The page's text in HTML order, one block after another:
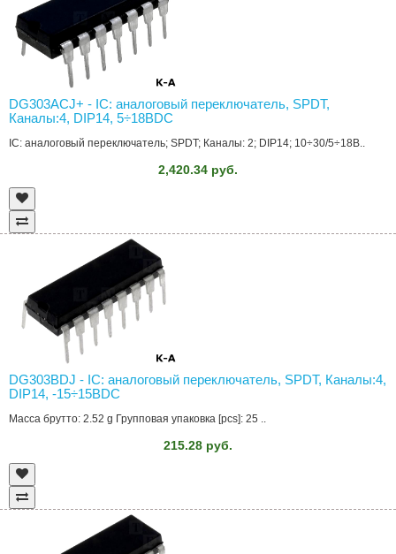
DG303ACJ+ - IC: аналоговый переключатель, SPDT,
Каналы:4, DIP14, 5÷18ВDC
IC: аналоговый переключатель; SPDT; Каналы: 2; DIP14; 10÷30/5÷18В..
2,420.34 руб.
DG303BDJ - IC: аналоговый переключатель, SPDT, Каналы:4,
DIP14, -15÷15ВDC
Масса брутто: 2.52 g Групповая упаковка [pcs]: 25 ..
215.28 руб.